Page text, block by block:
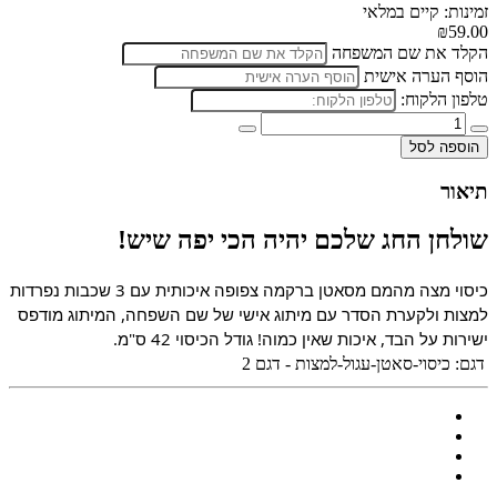
זמינות: קיים במלאי
₪59.00
הקלד את שם המשפחה
הוסף הערה אישית
טלפון הלקוח:
הוספה לסל
תיאור
שולחן החג שלכם יהיה הכי יפה שיש!
כיסוי מצה מהמם מסאטן ברקמה צפופה איכותית עם 3 שכבות נפרדות
למצות ולקערת הסדר עם מיתוג אישי של שם השפחה, המיתוג מודפס
ישירות על הבד, איכות שאין כמוה! גודל הכיסוי 42 ס"מ.
דגם: כיסוי-סאטן-עגול-למצות - דגם 2